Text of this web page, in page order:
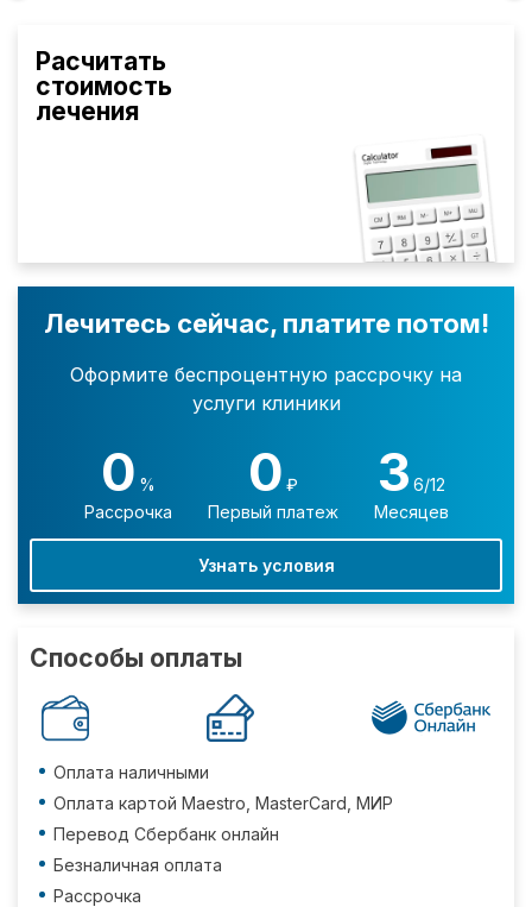
Расчитать
стоимость
лечения
Лечитесь сейчас, платите потом!
Оформите беспроцентную рассрочку на
услуги клиники
0 %
Рассрочка
0 ₽
Первый платеж
3 6/12
Месяцев
Узнать условия
Способы оплаты
Оплата наличными
Оплата картой Maestro, MasterCard, МИР
Перевод Сбербанк онлайн
Безналичная оплата
Рассрочка